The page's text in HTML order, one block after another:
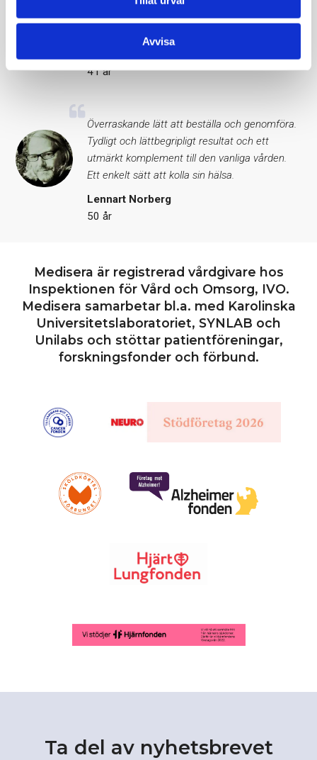
Avvisa
41 år
Överraskande lätt att beställa och genomföra.
Tydligt och lättbegripligt resultat och ett
utmärkt komplement till den vanliga vården.
Ett enkelt sätt att kolla sin hälsa.
Lennart Norberg
50 år
Medisera är registrerad vårdgivare hos
Inspektionen för Vård och Omsorg, IVO.
Medisera samarbetar bl.a. med Karolinska
Universitetslaboratoriet, SYNLAB och
Unilabs och stöttar patientföreningar,
forskningsfonder och förbund.
Ta del av nyhetsbrevet